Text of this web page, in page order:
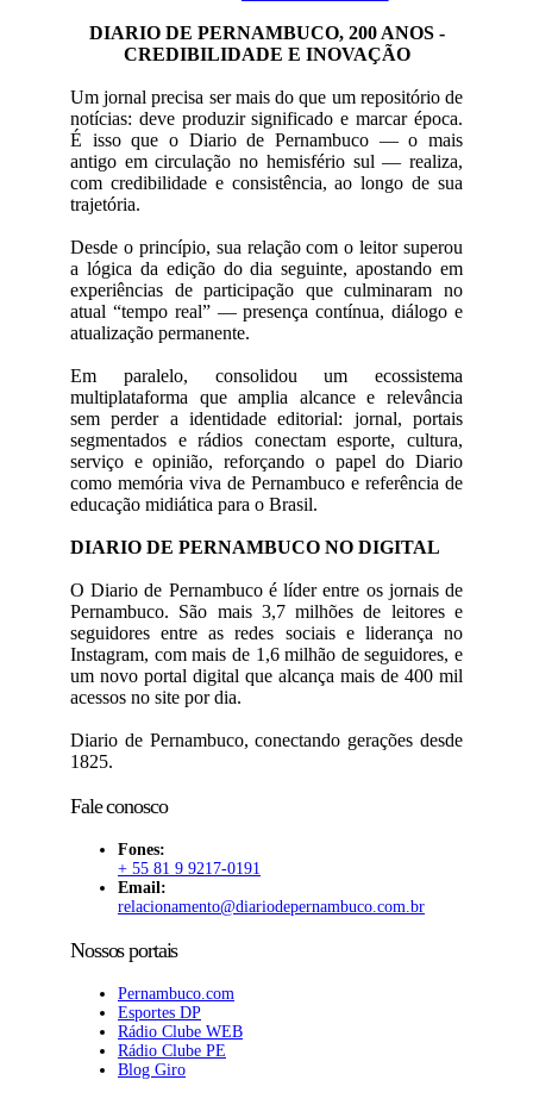
DIARIO DE PERNAMBUCO, 200 ANOS -
CREDIBILIDADE E INOVAÇÃO
Um jornal precisa ser mais do que um repositório de
notícias: deve produzir significado e marcar época.
É isso que o Diario de Pernambuco — o mais
antigo em circulação no hemisfério sul — realiza,
com credibilidade e consistência, ao longo de sua
trajetória.
Desde o princípio, sua relação com o leitor superou
a lógica da edição do dia seguinte, apostando em
experiências de participação que culminaram no
atual “tempo real” — presença contínua, diálogo e
atualização permanente.
Em paralelo, consolidou um ecossistema
multiplataforma que amplia alcance e relevância
sem perder a identidade editorial: jornal, portais
segmentados e rádios conectam esporte, cultura,
serviço e opinião, reforçando o papel do Diario
como memória viva de Pernambuco e referência de
educação midiática para o Brasil.
DIARIO DE PERNAMBUCO NO DIGITAL
O Diario de Pernambuco é líder entre os jornais de
Pernambuco. São mais 3,7 milhões de leitores e
seguidores entre as redes sociais e liderança no
Instagram, com mais de 1,6 milhão de seguidores, e
um novo portal digital que alcança mais de 400 mil
acessos no site por dia.
Diario de Pernambuco, conectando gerações desde
1825.
Fale conosco
Fones:
+ 55 81 9 9217-0191
Email:
relacionamento@diariodepernambuco.com.br
Nossos portais
Pernambuco.com
Esportes DP
Rádio Clube WEB
Rádio Clube PE
Blog Giro